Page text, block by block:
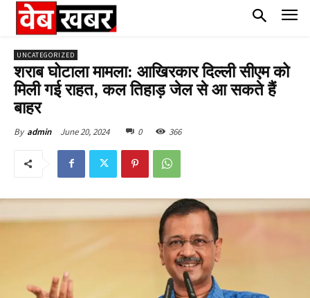
UNCATEGORIZED
शराब घोटाला मामला: आखिरकार दिल्ली सीएम को
मिली गई राहत, कल तिहाड़ जेल से आ सकते हैं
बाहर
By admin June 20, 2024 0 366